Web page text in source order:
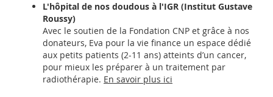
L'hôpital de nos doudous à l'IGR (Institut Gustave
Roussy)
Avec le soutien de la Fondation CNP et grâce à nos
donateurs, Eva pour la vie finance un espace dédié
aux petits patients (2-11 ans) atteints d’un cancer,
pour mieux les préparer à un traitement par
radiothérapie. En savoir plus ici